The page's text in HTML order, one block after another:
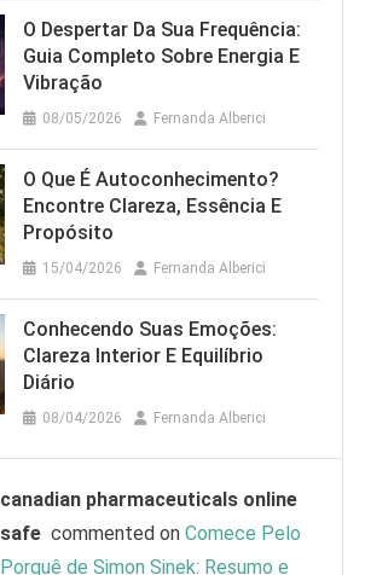
O Despertar Da Sua Frequência:
Guia Completo Sobre Energia E
Vibração
08/05/2026 Fernanda Alberici
O Que É Autoconhecimento?
Encontre Clareza, Essência E
Propósito
15/04/2026 Fernanda Alberici
Conhecendo Suas Emoções:
Clareza Interior E Equilíbrio
Diário
08/04/2026 Fernanda Alberici
canadian pharmaceuticals online
safe commented onComece Pelo
Porquê de Simon Sinek: Resumo e